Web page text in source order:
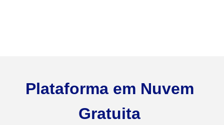
Plataforma em Nuvem
Gratuita